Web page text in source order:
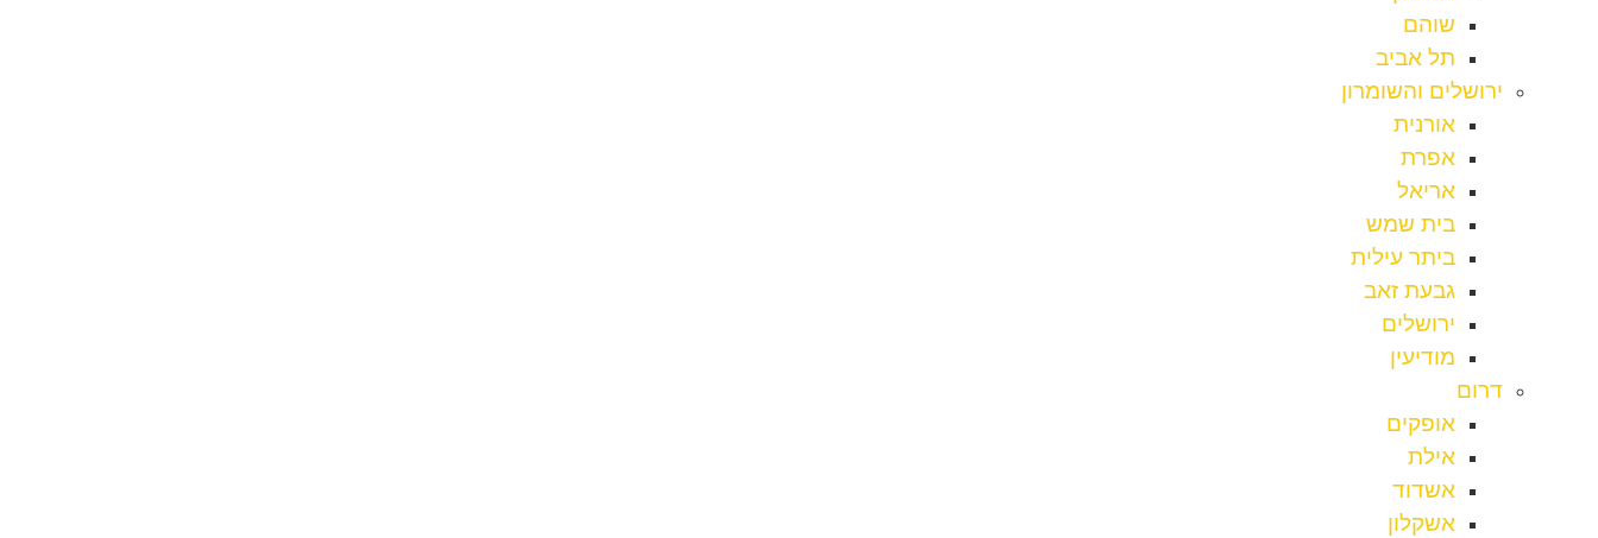
שוהם
תל אביב
ירושלים והשומרון
אורנית
אפרת
אריאל
בית שמש
ביתר עילית
גבעת זאב
ירושלים
מודיעין
דרום
אופקים
אילת
אשדוד
אשקלון